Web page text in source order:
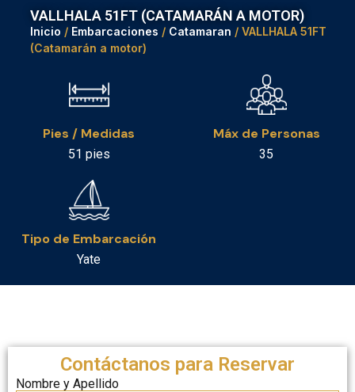
VALLHALA 51FT (CATAMARÁN A MOTOR)
Inicio / Embarcaciones / Catamaran / VALLHALA 51FT
(Catamarán a motor)
Pies / Medidas
51 pies
Máx de Personas
35
Tipo de Embarcación
Yate
Contáctanos para Reservar
Nombre y Apellido